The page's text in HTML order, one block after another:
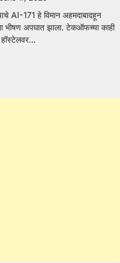
AI-171 हे विमान अहमदाबादहून
भीषण अपघात झाला. टेकऑफच्या काही